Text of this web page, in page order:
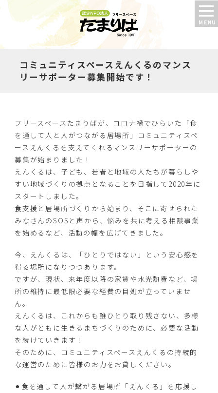
コミュニティスペースえんくるのマンス
リーサポーター募集開始です！
フリースペースたまりばが、コロナ禍でひらいた「食
を通して人と人がつながる居場所」コミュニティスペ
ースえんくるを支えてくれるマンスリーサポーターの
募集が始まりました！
えんくるは、子ども、若者と地域の人たちが暮らしや
すい地域づくりの拠点となることを目指して2020年に
スタートしました。
食支援と居場所づくりから始まり、そこに寄せられた
みなさんのSOSと声から、悩みを共に考える相談事業
を始めるなど、活動の幅を広げてきました。
今、えんくるは、「ひとりではない」という安心感を
得る場所になりつつあります。
ですが、現状、来年度以降の家賃や水光熱費など、場
所の維持に最低限必要な経費の目処が立っていませ
ん。
えんくるは、これからも誰ひとり取り残さない、多様
な人がともに生きるまちづくりのために、必要な活動
を続けていきます！
そのために、コミュニティスペースえんくるの持続的
な運営のために皆様のお力をお貸しください。
⚫︎食を通して人が繋がる居場所「えんくる」を応援し